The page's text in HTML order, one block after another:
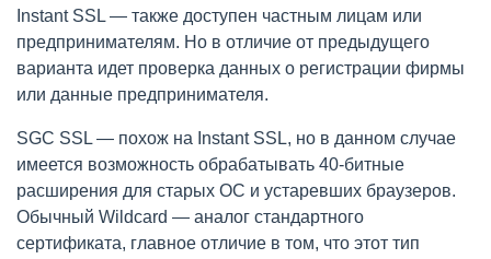
Instant SSL — также доступен частным лицам или
предпринимателям. Но в отличие от предыдущего
варианта идет проверка данных о регистрации фирмы
или данные предпринимателя.
SGC SSL — похож на Instant SSL, но в данном случае
имеется возможность обрабатывать 40-битные
расширения для старых ОС и устаревших браузеров.
Обычный Wildcard — аналог стандартного
сертификата, главное отличие в том, что этот тип